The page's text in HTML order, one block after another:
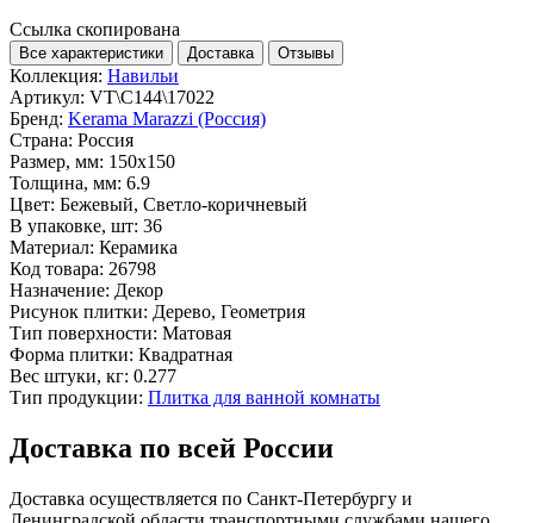
Ссылка скопирована
Все характеристики Доставка Отзывы
Коллекция: Навильи
Артикул: VT\C144\17022
Бренд: Kerama Marazzi (Россия)
Страна: Россия
Размер, мм: 150x150
Толщина, мм: 6.9
Цвет: Бежевый, Светло-коричневый
В упаковке, шт: 36
Материал: Керамика
Код товара: 26798
Назначение: Декор
Рисунок плитки: Дерево, Геометрия
Тип поверхности: Матовая
Форма плитки: Квадратная
Вес штуки, кг: 0.277
Тип продукции: Плитка для ванной комнаты
Доставка по всей России
Доставка осуществляется по Санкт-Петербургу и